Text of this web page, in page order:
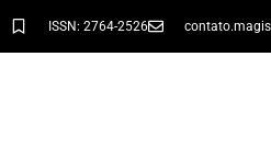
ISSN: 2764-2526